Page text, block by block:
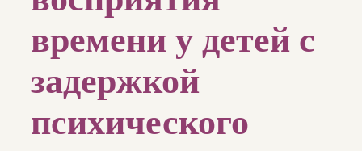
времени у детей с
задержкой
психического